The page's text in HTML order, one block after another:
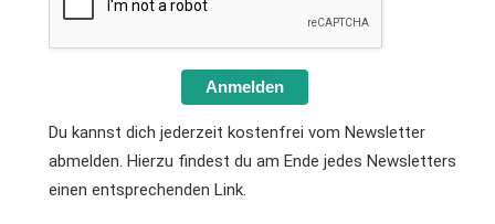
Anmelden
Du kannst dich jederzeit kostenfrei vom Newsletter
abmelden. Hierzu findest du am Ende jedes Newsletters
einen entsprechenden Link.